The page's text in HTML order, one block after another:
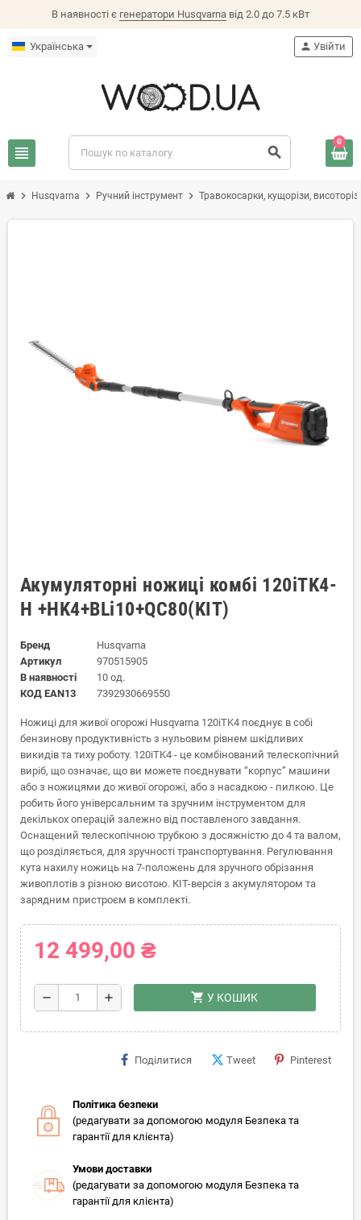
В наявності є генератори Husqvarna від 2.0 до 7.5 кВт
Українська
view_headline search
person Увійти
0
chevron_right Husqvarna chevron_right Ручний інструмент chevron_right Травокосарки, кущорізи,
Акумуляторні ножиці комбі 120iTK4-
H +HK4+BLi10+QC80(KIT)
Бренд
Husqvarna
Артикул
970515905
В наявності
10 од.
КОД EAN13
7392930669550
Ножиці для живої огорожі Husqvarna 120iTK4 поєднує в собі
бензинову продуктивність з нульовим рівнем шкідливих
викидів та тиху роботу. 120iTK4 - це комбінований телескопічний
виріб, що означає, що ви можете поєднувати “корпус” машини
або з ножицями до живої огорожі, або з насадкою - пилкою. Це
робить його універсальним та зручним інструментом для
декількох операцій залежно від поставленого завдання.
Оснащений телескопічною трубкою з досяжністю до 4 та валом,
що розділяється, для зручності транспортування. Регулювання
кута нахилу ножиць на 7-положень для зручного обрізання
живоплотів з різною висотою. КІТ-версія з акумулятором та
зарядним пристроєм в комплекті.
12 499,00 ₴
remove add shopping_cart У КОШИК
Поділитися Tweet Pinterest
Політика безпеки
(редагувати за допомогою модуля Безпека та
гарантії для клієнта)
Умови доставки
(редагувати за допомогою модуля Безпека та
гарантії для клієнта)